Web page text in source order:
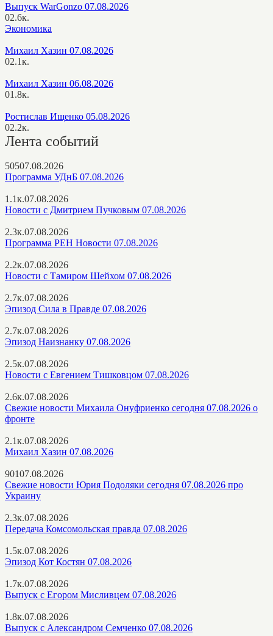
Выпуск WarGonzo 07.08.2026
02.6к.
Экономика
Михаил Хазин 07.08.2026
02.1к.
Михаил Хазин 06.08.2026
01.8к.
Ростислав Ищенко 05.08.2026
02.2к.
Лента событий
50507.08.2026
Программа УДнБ 07.08.2026
1.1к.07.08.2026
Новости с Дмитрием Пучковым 07.08.2026
2.3к.07.08.2026
Программа РЕН Новости 07.08.2026
2.2к.07.08.2026
Новости с Тамиром Шейхом 07.08.2026
2.7к.07.08.2026
Эпизод Сила в Правде 07.08.2026
2.7к.07.08.2026
Эпизод Наизнанку 07.08.2026
2.5к.07.08.2026
Новости с Евгением Тишковцом 07.08.2026
2.6к.07.08.2026
Свежие новости Михаила Онуфриенко сегодня 07.08.2026 о
фронте
2.1к.07.08.2026
Михаил Хазин 07.08.2026
90107.08.2026
Свежие новости Юрия Подоляки сегодня 07.08.2026 про
Украину
2.3к.07.08.2026
Передача Комсомольская правда 07.08.2026
1.5к.07.08.2026
Эпизод Кот Костян 07.08.2026
1.7к.07.08.2026
Выпуск с Егором Мисливцем 07.08.2026
1.8к.07.08.2026
Выпуск с Александром Семченко 07.08.2026